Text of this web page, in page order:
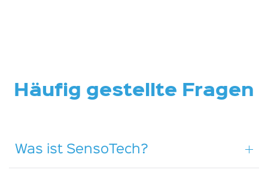
Häufig gestellte Fragen
Was ist SensoTech?